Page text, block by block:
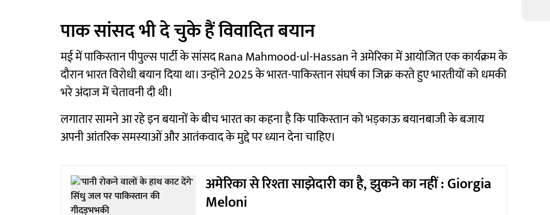
पाक सांसद भी दे चुके हैं विवादित बयान
मई में पाकिस्तान पीपुल्स पार्टी के सांसद Rana Mahmood-ul-Hassan ने अमेरिका में आयोजित एक कार्यक्रम के
दौरान भारत विरोधी बयान दिया था। उन्होंने 2025 के भारत-पाकिस्तान संघर्ष का जिक्र करते हुए भारतीयों को धमकी
भरे अंदाज में चेतावनी दी थी।
लगातार सामने आ रहे इन बयानों के बीच भारत का कहना है कि पाकिस्तान को भड़काऊ बयानबाजी के बजाय
अपनी आंतरिक समस्याओं और आतंकवाद के मुद्दे पर ध्यान देना चाहिए।
अमेरिका से रिश्ता साझेदारी का है, झुकने का नहीं : Giorgia
Meloni